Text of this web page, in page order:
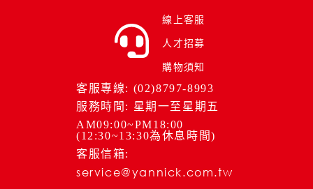
線上客服
人才招募
購物須知
客服專線: (02)8797-8993
服務時間: 星期一至星期五
AM09:00~PM18:00
(12:30~13:30為休息時間)
客服信箱:
service@yannick.com.tw